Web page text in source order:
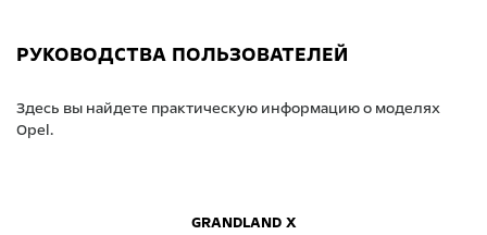
РУКОВОДСТВА ПОЛЬЗОВАТЕЛЕЙ
Здесь вы найдете практическую информацию о моделях
Opel.
GRANDLAND X